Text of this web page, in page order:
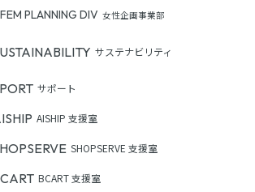
FEM PLANNING DIV 女性企画事業部
サステナビリティ
サポート
AISHIP 支援室
SHOPSERVE 支援室
BCART 支援室